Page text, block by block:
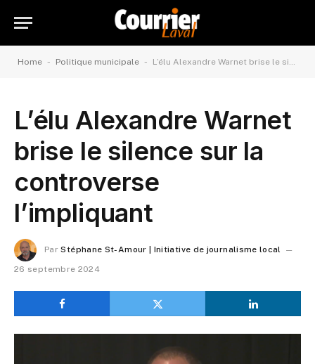
Home - Politique municipale - L’élu Alexandre Warnet brise le silence sur la controverse l’impliquant
L’élu Alexandre Warnet
brise le silence sur la
controverse
l’impliquant
Par Stéphane St-Amour | Initiative de journalisme local
26 septembre 2024